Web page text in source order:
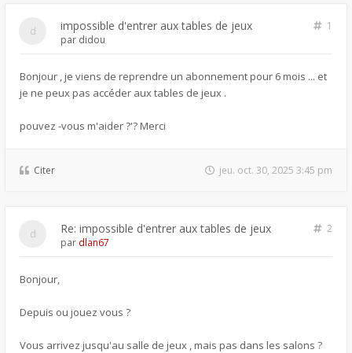
impossible d'entrer aux tables de jeux
1
par didou
Bonjour , je viens de reprendre un abonnement pour 6 mois ... et
je ne peux pas accéder aux tables de jeux .
pouvez -vous m'aider ?'? Merci
Citer jeu. oct. 30, 2025 3:45 pm
Re: impossible d'entrer aux tables de jeux
2
par dlan67
Bonjour,
Depuis ou jouez vous ?
Vous arrivez jusqu'au salle de jeux , mais pas dans les salons ?